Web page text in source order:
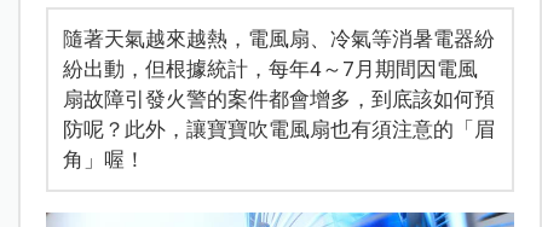
隨著天氣越來越熱，電風扇、冷氣等消暑電器紛
紛出動，但根據統計，每年4～7月期間因電風
扇故障引發火警的案件都會增多，到底該如何預
防呢？此外，讓寶寶吹電風扇也有須注意的「眉
角」喔！